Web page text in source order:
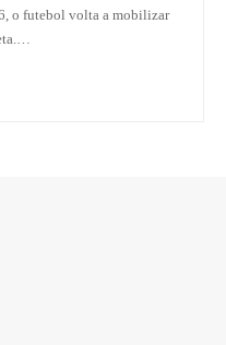
o futebol volta a mobilizar